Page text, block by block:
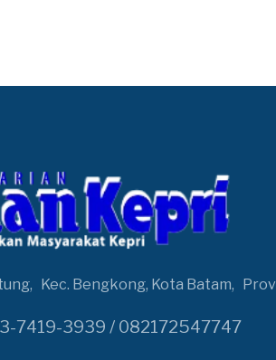
Kec. Bengkong, Kota Batam,
7419-3939 / 082172547747